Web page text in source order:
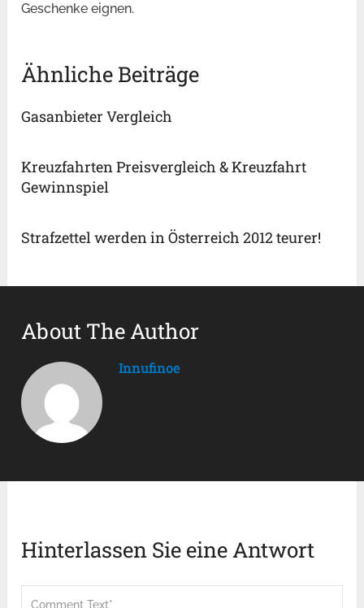
Geschenke eignen.
Ähnliche Beiträge
Gasanbieter Vergleich
Kreuzfahrten Preisvergleich & Kreuzfahrt
Gewinnspiel
Strafzettel werden in Österreich 2012 teurer!
About The Author
Innufinoe
Hinterlassen Sie eine Antwort